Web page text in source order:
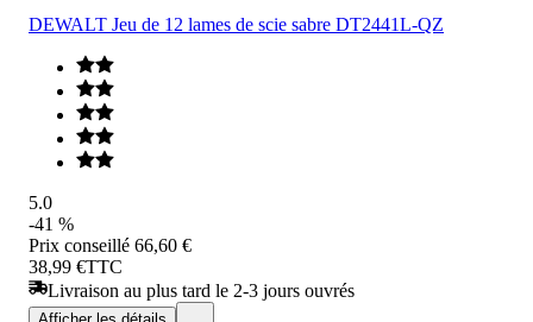
DEWALT Jeu de 12 lames de scie sabre DT2441L-QZ
5.0
-41 %
Prix conseillé 66,60 €
38,99 €TTC
Livraison au plus tard le 2-3 jours ouvrés